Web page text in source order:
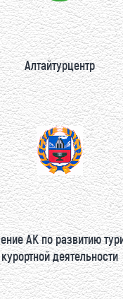
Алтайтурцентр
АК по развитию
курортной деятельности